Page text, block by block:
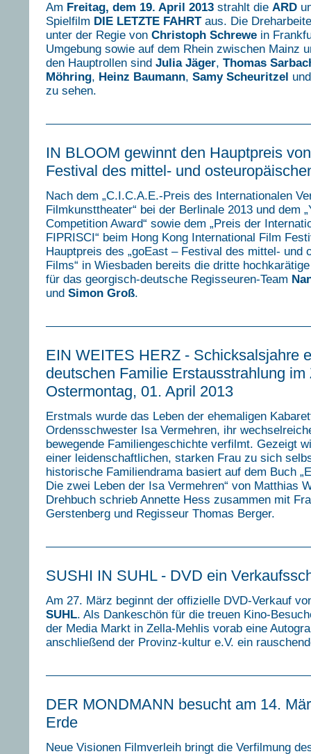
Am Freitag, dem 19. April 2013 strahlt die ARD
Spielfilm DIE LETZTE FAHRT aus. Die
unter der Regie von Christoph Schrewe in
Umgebung sowie auf dem Rhein zwischen Mainz
den Hauptrollen sind Julia Jäger, Thomas
Möhring, Heinz Baumann, Samy Scheuritzel
zu sehen.
IN BLOOM gewinnt den Hauptpreis
Festival des mittel- und
Nach dem „C.I.C.A.E.-Preis des Internationalen
Filmkunsttheater“ bei der Berlinale 2013 und dem
Competition Award“ sowie dem „Preis der
FIPRISCI“ beim Hong Kong International Film
Hauptpreis des „goEast – Festival des mittel- und
Films“ in Wiesbaden bereits die dritte
für das georgisch-deutsche Regisseuren-Team
und Simon Groß.
EIN WEITES HERZ - Schicksalsjahre
deutschen Familie Erstausstrahlung im
Ostermontag, 01. April 2013
Erstmals wurde das Leben der ehemaligen
Ordensschwester Isa Vermehren, ihr
bewegende Familiengeschichte verfilmt. Gezeigt
einer leidenschaftlichen, starken Frau zu sich
historische Familiendrama basiert auf dem Buch
Die zwei Leben der Isa Vermehren“ von Matthias
Drehbuch schrieb Annette Hess zusammen mit
Gerstenberg und Regisseur Thomas Berger.
SUSHI IN SUHL - DVD ein
Am 27. März beginnt der offizielle DVD-Verkauf
SUHL. Als Dankeschön für die treuen Kino-
der Media Markt in Zella-Mehlis vorab eine
anschließend der Provinz-kultur e.V. ein
DER MONDMANN besucht am 14.
Erde
Neue Visionen Filmverleih bringt die Verfilmung